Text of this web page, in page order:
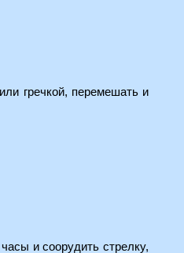
гречкой, перемешать и
и соорудить стрелку,